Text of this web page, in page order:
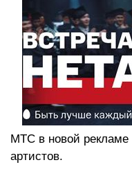
МТС в новой рекламе
артистов.